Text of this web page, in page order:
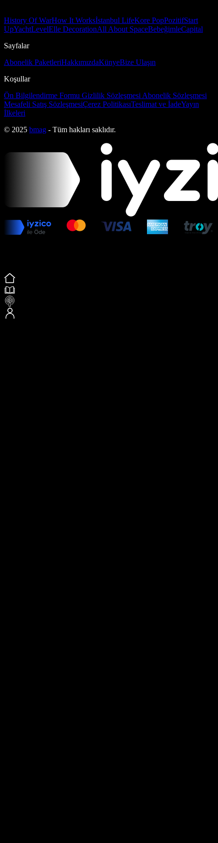
History Of WarHow It Worksİstanbul LifeKore PopPozitifStart
UpYachtLevelElle DecorationAll About SpaceBebeğimleCapital
Sayfalar
Abonelik PaketleriHakkımızdaKünyeBize Ulaşın
Koşullar
Ön Bilgilendirme Formu Gizlilik Sözleşmesi Abonelik Sözleşmesi
Mesafeli Satış SözleşmesiÇerez PolitikasıTeslimat ve İadeYayın
İlkeleri
© 2025 bmag - Tüm hakları saklıdır.